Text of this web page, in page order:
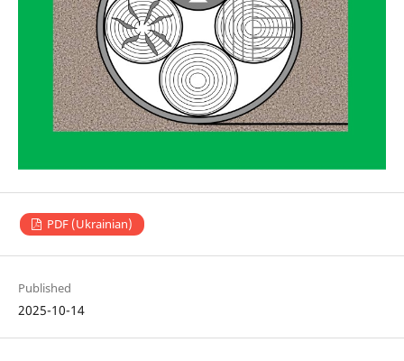
PDF (Ukrainian)
Published
2025-10-14